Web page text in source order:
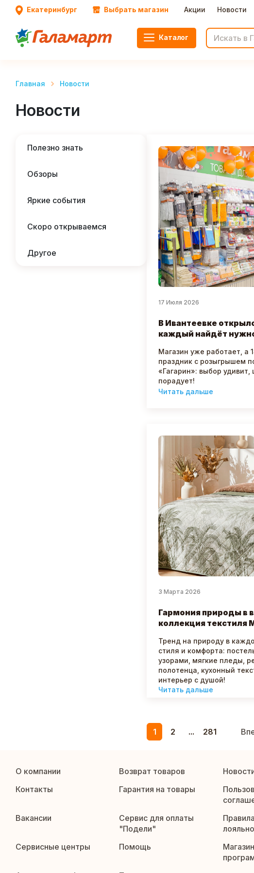
Екатеринбург Выбрать магазин Акции Новости
Каталог
Главная Новости
Новости
Полезно знать
Обзоры
Яркие события
Скоро открываемся
Другое
17 Июля 2026
В Ивантеевке
каждый найдёт
Магазин уже работает, а
праздник с розыгрышем
«Гагарин»: выбор удивит,
порадует!
Читать дальше
3 Марта 2026
Гармония природы в
коллекция текстиля
Тренд на природу в
стиля и комфорта:
узорами, мягкие пледы,
полотенца, кухонный
интерьер с душой!
Читать дальше
1 2 ... 281
О компании Возврат товаров
Контакты
Гарантия на товары
Вакансии
Сервис для оплаты
"Подели"
Сервисные центры
Помощь